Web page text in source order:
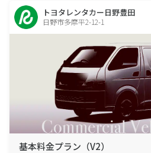
トヨタレンタカー日野豊田
日野市多摩平2-12-1
基本料金プラン（V2）